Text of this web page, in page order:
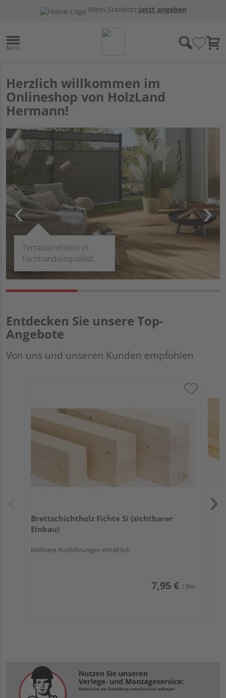
Mein Standort:Jetzt angeben
Herzlich willkommen im
Onlineshop von HolzLand
Hermann!
Terrassendielen in
Fachhandelsqualität
Entdecken Sie unsere Top-
Angebote
Von uns und unseren Kunden empfohlen
Brettschichtholz Fichte Si (sichtbarer
Einbau)
Mehrere Ausführungen erhältlich
7,95 € / lfm